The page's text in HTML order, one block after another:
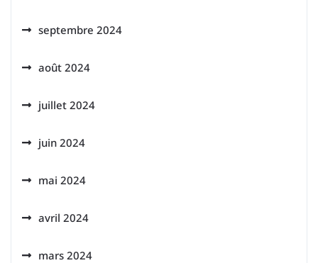
septembre 2024
août 2024
juillet 2024
juin 2024
mai 2024
avril 2024
mars 2024